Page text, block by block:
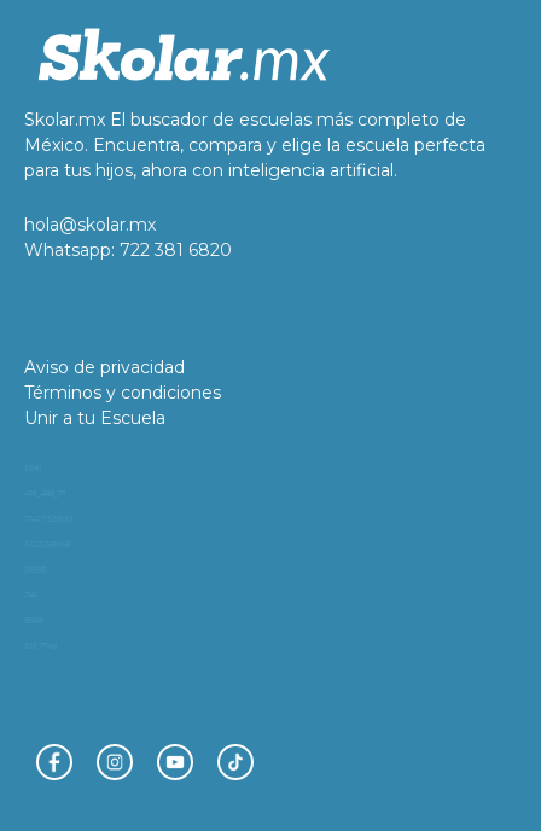
Skolar.mx El buscador de escuelas más completo de
México. Encuentra, compara y elige la escuela perfecta
para tus hijos, ahora con inteligencia artificial.
hola@skolar.mx
Whatsapp: 722 381 6820
Aviso de privacidad
Términos y condiciones
Unir a tu Escuela